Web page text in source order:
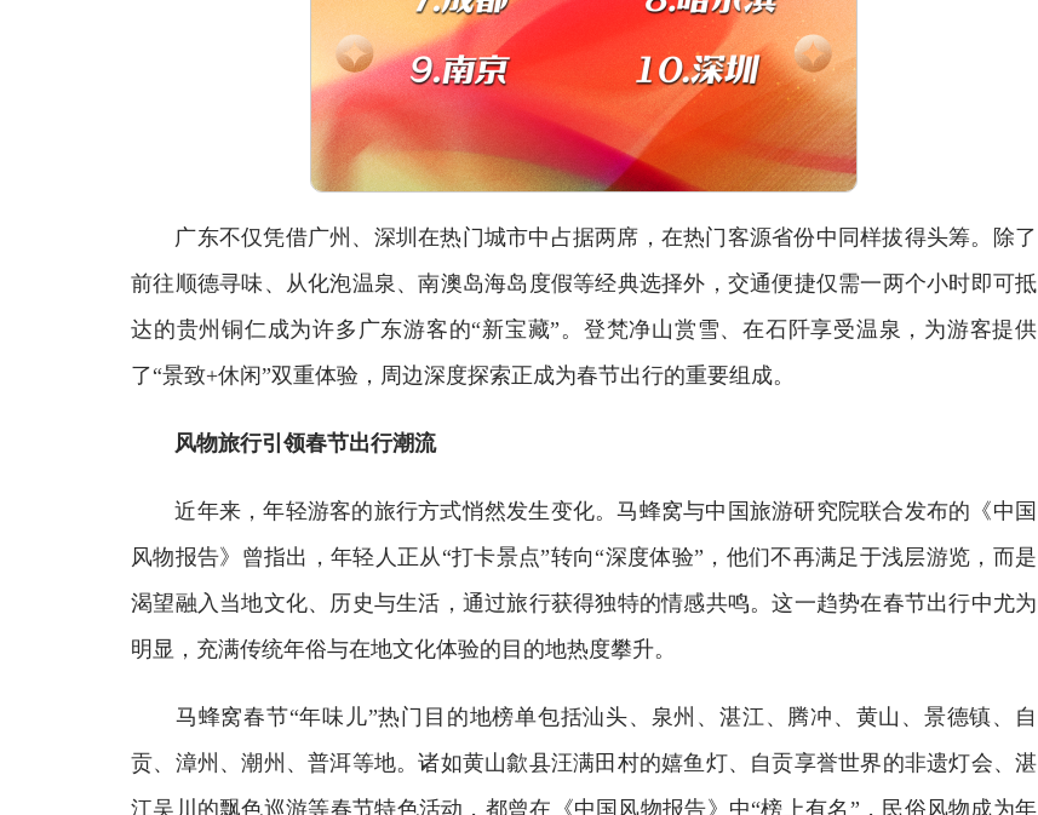
广东不仅凭借广州、深圳在热门城市中占据两席，在热门客源省份中同样拔得头筹。除了
前往顺德寻味、从化泡温泉、南澳岛海岛度假等经典选择外，交通便捷仅需一两个小时即可抵
达的贵州铜仁成为许多广东游客的“新宝藏”。登梵净山赏雪、在石阡享受温泉，为游客提供
了“景致+休闲”双重体验，周边深度探索正成为春节出行的重要组成。
风物旅行引领春节出行潮流
近年来，年轻游客的旅行方式悄然发生变化。马蜂窝与中国旅游研究院联合发布的《中国
风物报告》曾指出，年轻人正从“打卡景点”转向“深度体验”，他们不再满足于浅层游览，而是
渴望融入当地文化、历史与生活，通过旅行获得独特的情感共鸣。这一趋势在春节出行中尤为
明显，充满传统年俗与在地文化体验的目的地热度攀升。
马蜂窝春节“年味儿”热门目的地榜单包括汕头、泉州、湛江、腾冲、黄山、景德镇、自
贡、漳州、潮州、普洱等地。诸如黄山歙县汪满田村的嬉鱼灯、自贡享誉世界的非遗灯会、湛
江吴川的飘色巡游等春节特色活动，都曾在《中国风物报告》中“榜上有名”，民俗风物成为年